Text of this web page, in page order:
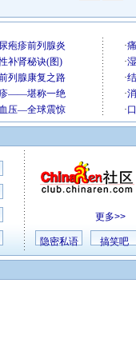
更多>>
隐密私语 搞笑吧